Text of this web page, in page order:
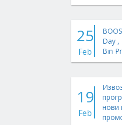
25
Feb
Day ,
Bin
19
Feb
нови